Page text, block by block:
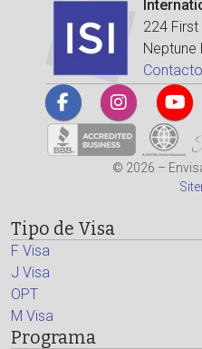
224
Neptune
Contacto
© 2026 –
Tipo de Visa
F Visa
J Visa
OPT
M Visa
Programa